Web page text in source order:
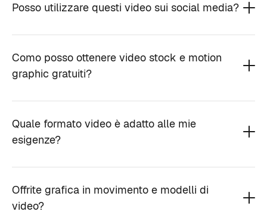
Posso utilizzare questi video sui social media?
Como posso ottenere video stock e motion
graphic gratuiti?
Quale formato video è adatto alle mie
esigenze?
Offrite grafica in movimento e modelli di
video?